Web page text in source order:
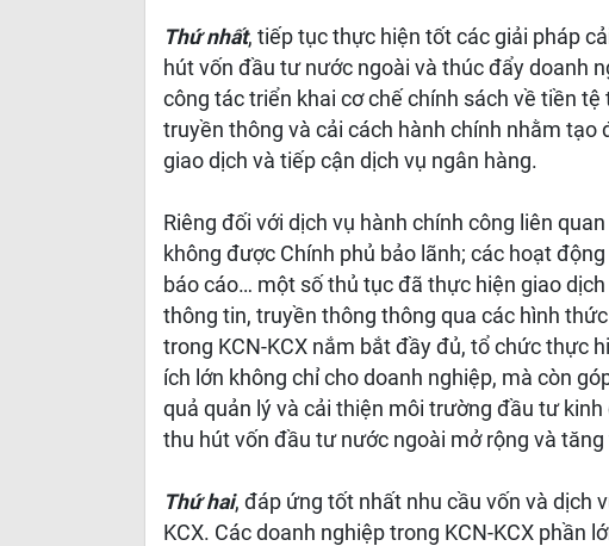
Thứ nhất, tiếp tục thực hiện tốt các giải pháp
hút vốn đầu tư nước ngoài và thúc đẩy doanh
công tác triển khai cơ chế chính sách về tiền
truyền thông và cải cách hành chính nhằm
giao dịch và tiếp cận dịch vụ ngân hàng.
Riêng đối với dịch vụ hành chính công liên
không được Chính phủ bảo lãnh; các hoạt
báo cáo… một số thủ tục đã thực hiện giao
thông tin, truyền thông thông qua các hình
trong KCN-KCX nắm bắt đầy đủ, tổ chức thực
ích lớn không chỉ cho doanh nghiệp, mà còn
quả quản lý và cải thiện môi trường đầu tư
thu hút vốn đầu tư nước ngoài mở rộng và
Thứ hai, đáp ứng tốt nhất nhu cầu vốn và dịch
KCX. Các doanh nghiệp trong KCN-KCX phần